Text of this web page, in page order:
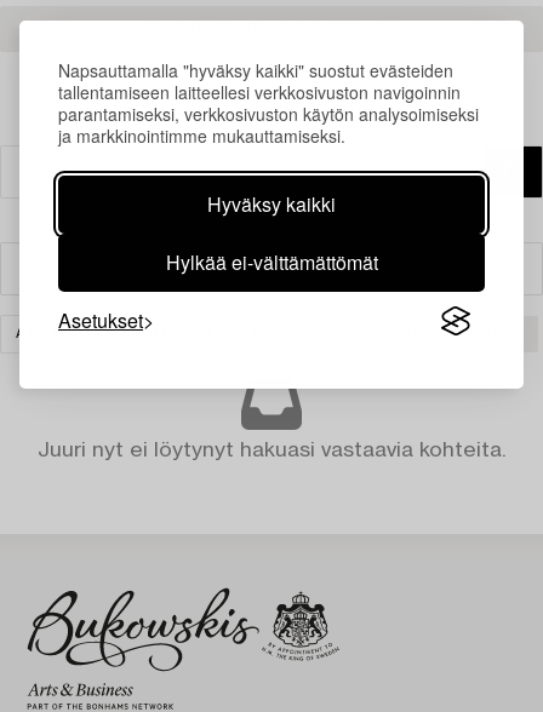
Napsauttamalla "hyväksy kaikki" suostut evästeiden
tallentamiseen laitteellesi verkkosivuston navigoinnin
parantamiseksi, verkkosivuston käytön analysoimiseksi
ja markkinointimme mukauttamiseksi.
Hyväksy kaikki
Hylkää ei-välttämättömät
Asetukset
Suodatin
AASIALAINEN KERAMIIKKA JA TAIDEKÄSITYÖ TYHJENNÄ KAIKKI
Juuri nyt ei löytynyt hakuasi vastaavia kohteita.